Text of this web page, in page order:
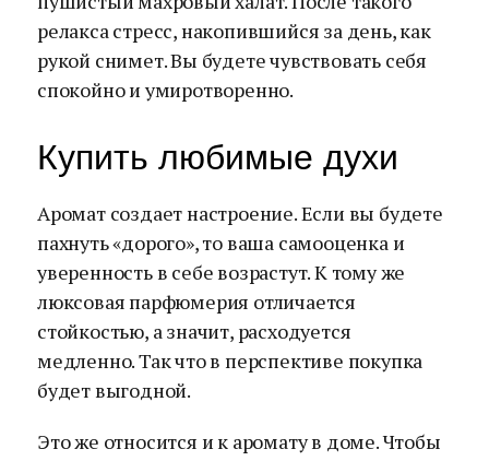
релакса стресс, накопившийся за день, как
рукой снимет. Вы будете чувствовать себя
спокойно и умиротворенно.
Купить любимые духи
Аромат создает настроение. Если вы будете
пахнуть «дорого», то ваша самооценка и
уверенность в себе возрастут. К тому же
люксовая парфюмерия отличается
стойкостью, а значит, расходуется
медленно. Так что в перспективе покупка
будет выгодной.
Это же относится и к аромату в доме. Чтобы